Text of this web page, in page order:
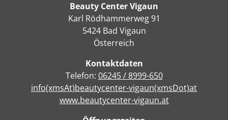
Beauty Center Vigaun
Karl Rödhammerweg 91
5424 Bad Vigaun
Österreich
Kontaktdaten
Telefon: 06245 / 8999-650
info(xmsAt)beautycenter-vigaun(xmsDot)at
www.beautycenter-vigaun.at